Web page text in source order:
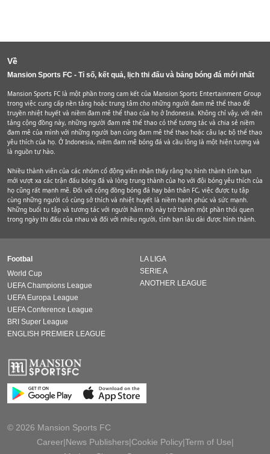
Về
Mansion Sports FC - Tỉ số, kết quả, lịch thi đấu và bảng bóng đá mới nhất
Mansion Sports FC là một phần trong cam kết của Mansion Sports Entertainment Group
trong việc cung cấp nền tảng hoặc trung tâm cho những người đam mê thể thao để
truyền nhiệt huyết và niềm đam mê thể thao của họ ở Indonesia. Không chỉ vậy, với nền
tảng cộng đồng này, những người đam mê thể thao có thể tương tác và chia sẻ niềm
đam mê của mình với những người bạn cùng đam mê thể thao hoặc câu lạc bộ thể thao
yêu thích của họ. Ở Indonesia, niềm đam mê bóng đá và cầu lông là một hiện tượng và
là nguồn tự hào.
Nhiều thành viên của các nhóm cổ động viên nhận thấy rằng họ hình thành tình bạn
mới vượt xa các trận đấu bóng đá và lòng trung thành của họ với đội bóng yêu thích của
họ cũng rất mạnh mẽ. Đối với cộng đồng bóng đá hay bản thân FC, việc được tụ tập
cùng những người có cùng sở thích và nhiệt huyết là niềm hạnh phúc và sức mạnh.
Những buổi tụ tập và tương tác với người hâm mộ này trở thành một phần thói quen
trong ngày thi đấu của nhau và đối với nhiều người, tình bạn lâu dài được hình thành.
Footbal
World Cup
UEFA Champions League
UEFA Europa League
UEFA Conference League
BRI Super League
ENGLISH PREMIER LEAGUE
LA LIGA
SERIE A
ANOTHER LEAGUE
© 2026 Mansion Sports FC
Career|News Publishers|Cookie Policy|Term of Use|